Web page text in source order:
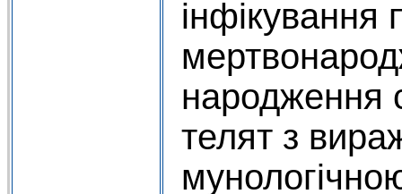
інфікування
народження
телят з